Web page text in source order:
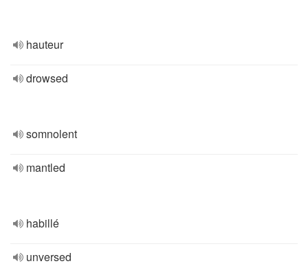
hauteur
drowsed
somnolent
mantled
habillé
unversed